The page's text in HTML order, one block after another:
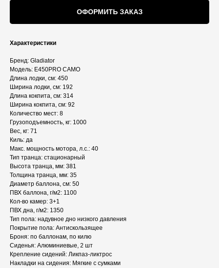
ОФОРМИТЬ ЗАКАЗ
Характеристики
Бренд: Gladiator
Модель: E450PRO CAMO
Длина лодки, см: 450
Ширина лодки, см: 192
Длина кокпита, см: 314
Ширина кокпита, см: 92
Количество мест: 8
Грузоподъемность, кг: 1000
Вес, кг: 71
Киль: да
Макс. мощность мотора, л.с.: 40
Тип транца: стационарный
Высота транца, мм: 381
Толщина транца, мм: 35
Диаметр баллона, см: 50
ПВХ баллона, г/м2: 1100
Кол‑во камер: 3+1
ПВХ дна, г/м2: 1350
Тип пола: надувное дно низкого давления
Покрытие пола: Антискользящее
Броня: по баллонам, по килю
Сиденья: Алюминиевые, 2 шт
Крепление сидений: Ликпаз-ликтрос
Накладки на сидения: Мягкие с сумками